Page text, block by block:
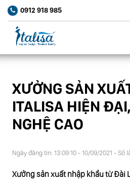
0912 918 985
XƯỞNG SẢN
ITALISA HIỆN
NGHỆ CAO
Ngày đăng tin: 13:09:10 - 10/09/2021 - Số
Xưởng sản xuất nhập khẩu từ Đài